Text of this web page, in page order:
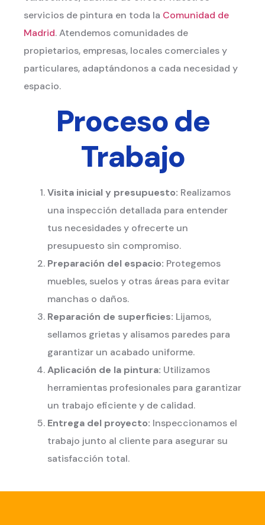
servicios de pintura en toda la Comunidad de
Madrid. Atendemos comunidades de
propietarios, empresas, locales comerciales y
particulares, adaptándonos a cada necesidad y
espacio.
Proceso de
Trabajo
Visita inicial y presupuesto: Realizamos
una inspección detallada para entender
tus necesidades y ofrecerte un
presupuesto sin compromiso.
Preparación del espacio: Protegemos
muebles, suelos y otras áreas para evitar
manchas o daños.
Reparación de superficies: Lijamos,
sellamos grietas y alisamos paredes para
garantizar un acabado uniforme.
Aplicación de la pintura: Utilizamos
herramientas profesionales para garantizar
un trabajo eficiente y de calidad.
Entrega del proyecto: Inspeccionamos el
trabajo junto al cliente para asegurar su
satisfacción total.